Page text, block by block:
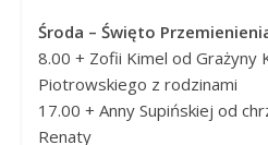
Środa – Święto
8.00 + Zofii Kimel od Grażyny
Piotrowskiego z rodzinami
17.00 + Anny Supińskiej od
Renaty